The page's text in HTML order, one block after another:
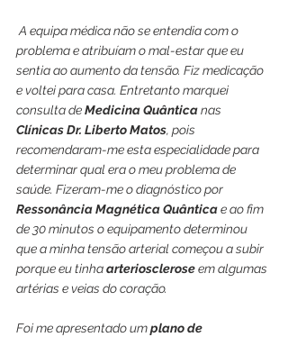
A equipa médica não se entendia com o
problema e atribuíam o mal-estar que eu
sentia ao aumento da tensão. Fiz medicação
e voltei para casa. Entretanto marquei
consulta de Medicina Quântica nas
Clínicas Dr. Liberto Matos, pois
recomendaram-me esta especialidade para
determinar qual era o meu problema de
saúde. Fizeram-me o diagnóstico por
Ressonância Magnética Quântica e ao fim
de 30 minutos o equipamento determinou
que a minha tensão arterial começou a subir
porque eu tinha arteriosclerose em algumas
artérias e veias do coração.
Foi me apresentado um plano de